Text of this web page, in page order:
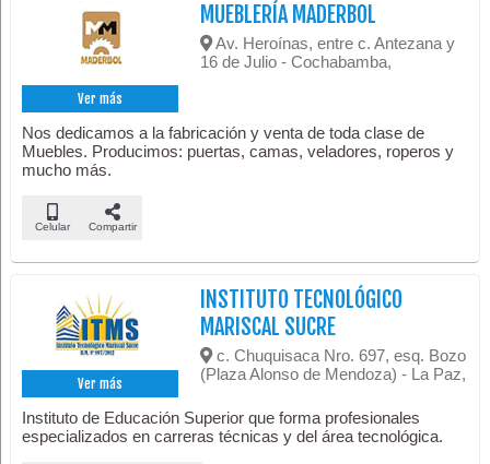
Ver más
MUEBLERÍA MADERBOL
Av. Heroínas, entre c. Antezana y
16 de Julio - Cochabamba,
Nos dedicamos a la fabricación y venta de toda clase de
Muebles. Producimos: puertas, camas, veladores, roperos y
mucho más.
Celular Compartir
Ver más
INSTITUTO TECNOLÓGICO
MARISCAL SUCRE
c. Chuquisaca Nro. 697, esq. Bozo
(Plaza Alonso de Mendoza) - La Paz,
Instituto de Educación Superior que forma profesionales
especializados en carreras técnicas y del área tecnológica.